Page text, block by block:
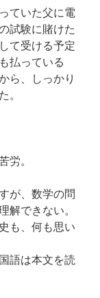
ていた父に電
試験に賭けた
て受ける予定
払っている
ら、しっかり
。
労。
が、数学の問
解できない。
も、何も思い
語は本文を読